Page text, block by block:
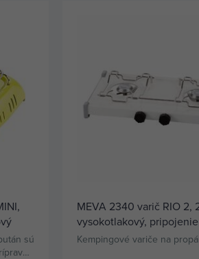
sú
MEVA 2340 varič RIO 2,
vysokotlakový,
Pb fľaša
Kempingové variče na